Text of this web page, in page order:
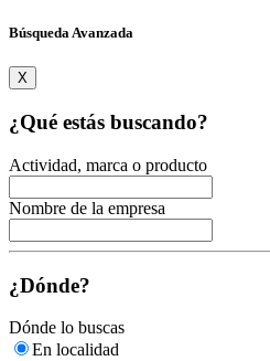
Búsqueda Avanzada
X
¿Qué estás buscando?
Actividad, marca o producto
Nombre de la empresa
¿Dónde?
Dónde lo buscas
En localidad